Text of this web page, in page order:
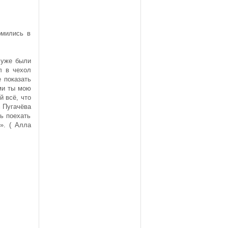
в
были
в чехол
ты мою
всё, что
поехать
( Алла